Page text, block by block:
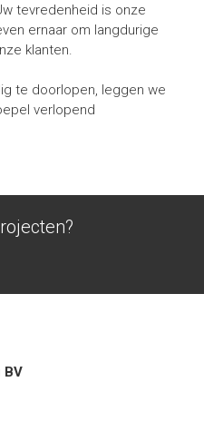
tevredenheid is onze
ernaar om langdurige
klanten.
te doorlopen, leggen we
verlopend
BV